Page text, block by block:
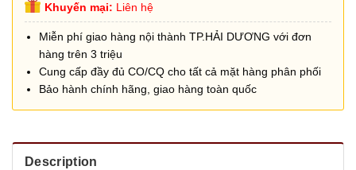
Khuyến mại: Liên hệ
Miễn phí giao hàng nội thành TP.HẢI DƯƠNG với đơn
hàng trên 3 triệu
Cung cấp đầy đủ CO/CQ cho tất cả mặt hàng phân phối
Bảo hành chính hãng, giao hàng toàn quốc
Description